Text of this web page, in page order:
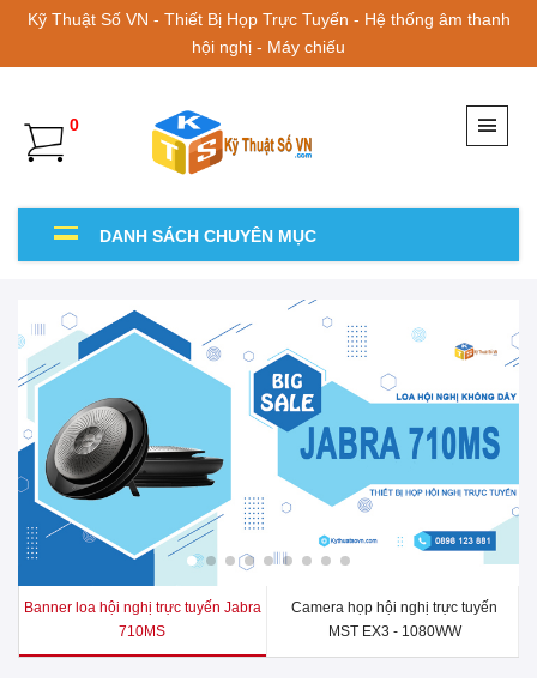
Kỹ Thuật Số VN - Thiết Bị Họp Trực Tuyến - Hệ thống âm thanh
hội nghị - Máy chiếu
0
DANH SÁCH CHUYÊN MỤC
Banner loa hội nghị trực tuyến Jabra
710MS
Camera họp hội nghị trực tuyến
MST EX3 - 1080WW